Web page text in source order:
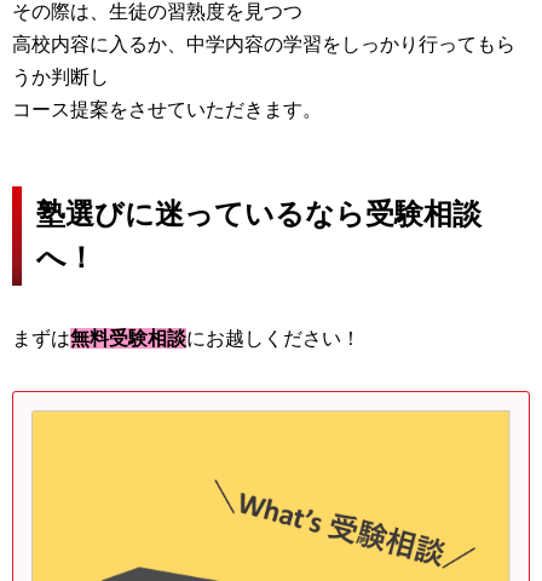
その際は、生徒の習熟度を見つつ
高校内容に入るか、中学内容の学習をしっかり行ってもら
うか判断し
コース提案をさせていただきます。
塾選びに迷っているなら受験相談
へ！
まずは無料受験相談にお越しください！